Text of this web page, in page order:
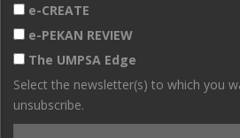
e-CREATE
e-PEKAN REVIEW
The UMPSA Edge
Select the newsletter(s) to which you
unsubscribe.